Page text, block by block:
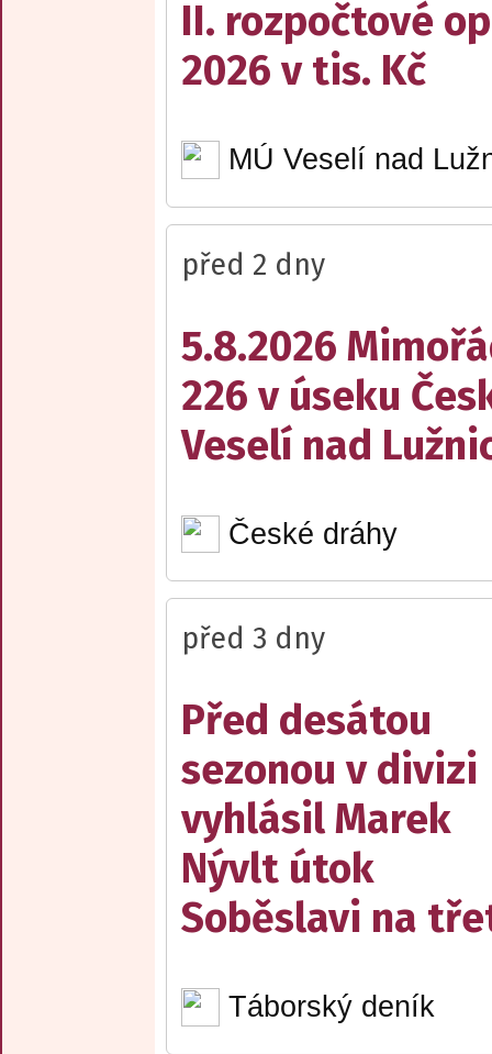
II. rozpočtové
2026 v tis. Kč
MÚ Veselí nad
před 2 dny
5.8.2026
226 v úseku
Veselí nad
České dráhy
před 3 dny
Před desátou
sezonou v divizi
vyhlásil Marek
Nývlt útok
Soběslavi na
Táborský deník